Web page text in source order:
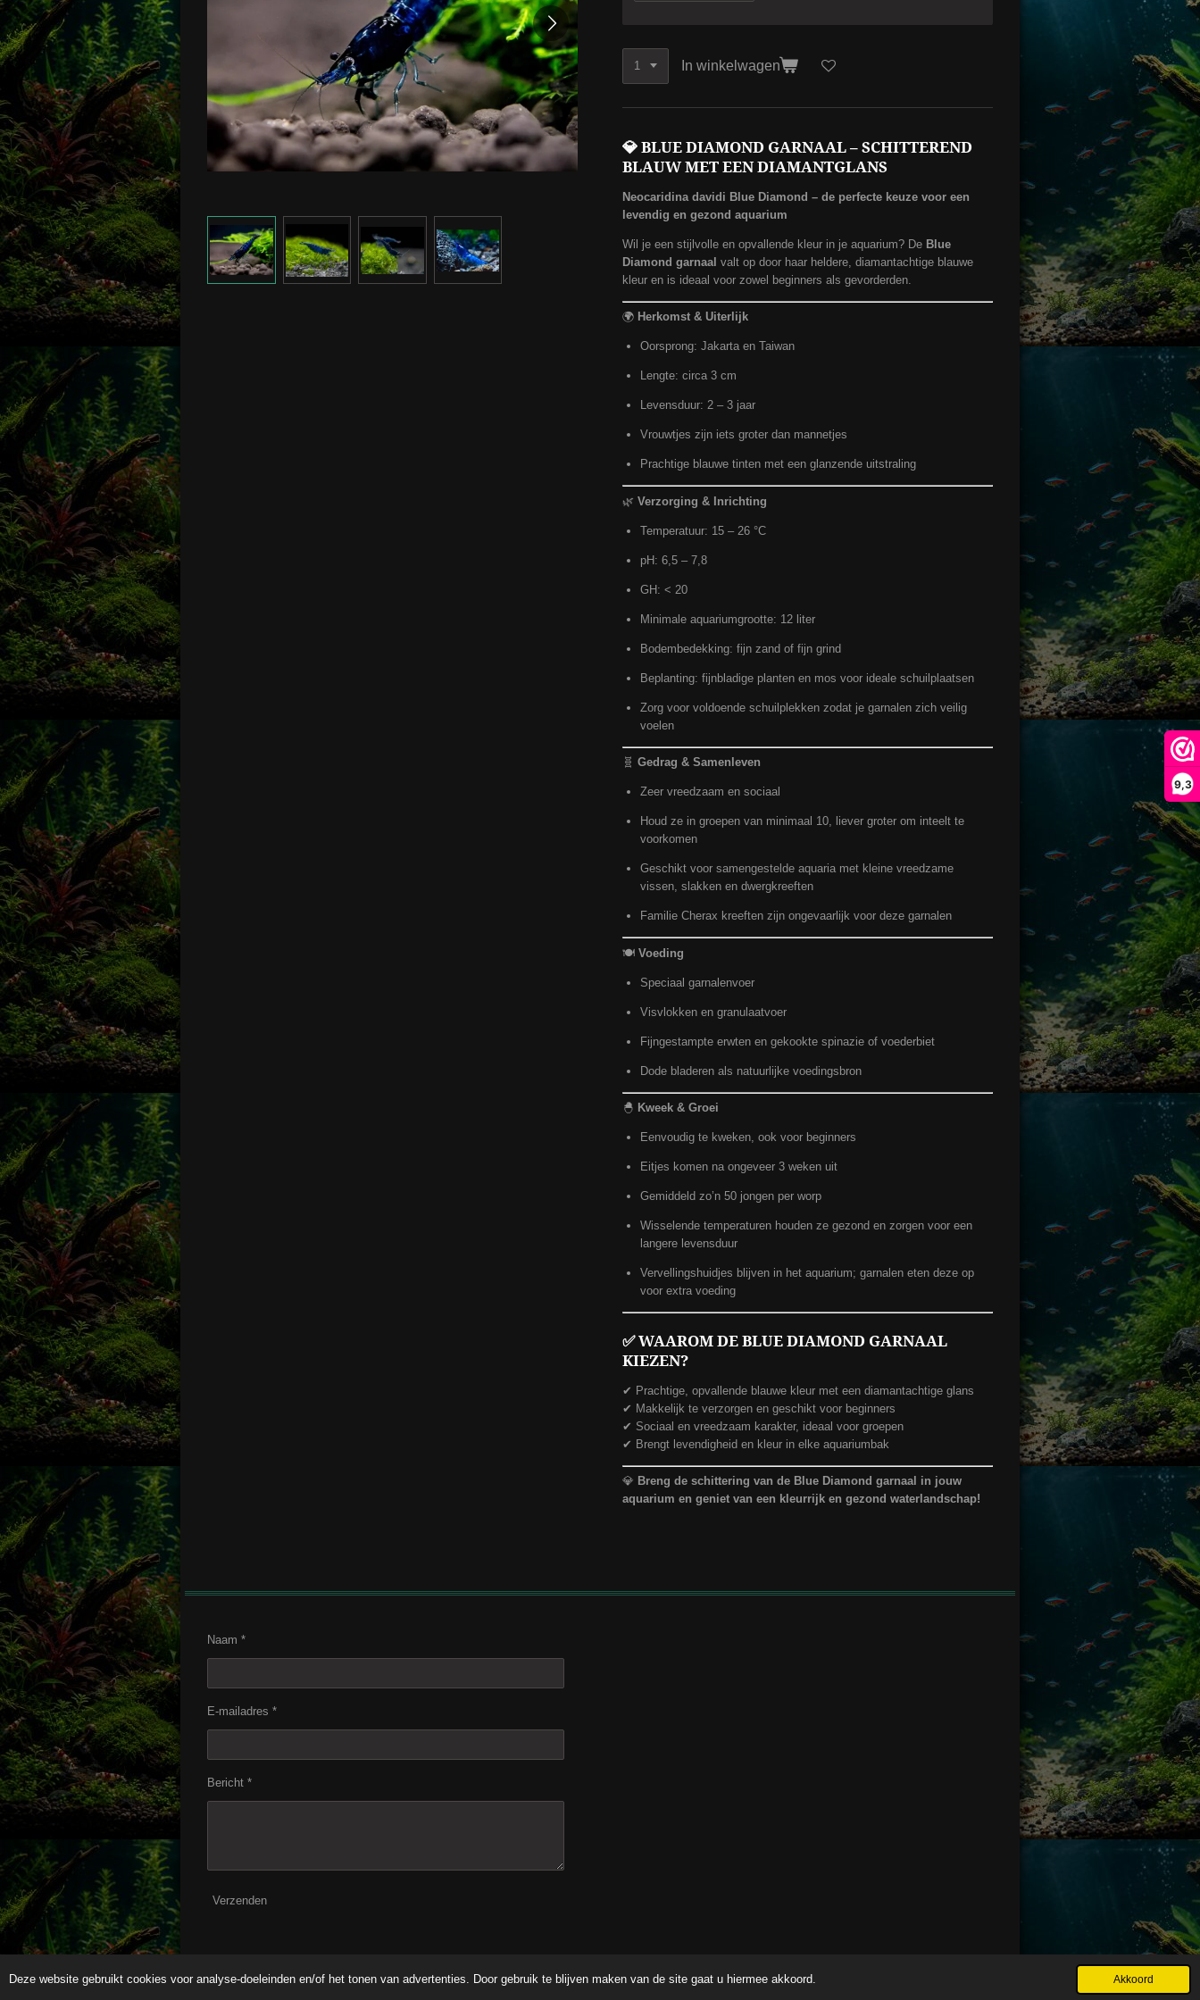
Deze website gebruikt cookies voor analyse-doeleinden en/of het tonen van advertenties. Door gebruik te blijven maken van de site gaat u hiermee akkoord. Akkoord
9,3
In winkelwagen
💎 BLUE DIAMOND GARNAAL – SCHITTEREND
BLAUW MET EEN DIAMANTGLANS
Neocaridina davidi Blue Diamond – de perfecte keuze voor een
levendig en gezond aquarium
Wil je een stijlvolle en opvallende kleur in je aquarium? De Blue
Diamond garnaal valt op door haar heldere, diamantachtige blauwe
kleur en is ideaal voor zowel beginners als gevorderden.
🌍 Herkomst & Uiterlijk
Oorsprong: Jakarta en Taiwan
Lengte: circa 3 cm
Levensduur: 2 – 3 jaar
Vrouwtjes zijn iets groter dan mannetjes
Prachtige blauwe tinten met een glanzende uitstraling
🌿 Verzorging & Inrichting
Temperatuur: 15 – 26 °C
pH: 6,5 – 7,8
GH: < 20
Minimale aquariumgrootte: 12 liter
Bodembedekking: fijn zand of fijn grind
Beplanting: fijnbladige planten en mos voor ideale schuilplaatsen
Zorg voor voldoende schuilplekken zodat je garnalen zich veilig
voelen
🧬 Gedrag & Samenleven
Zeer vreedzaam en sociaal
Houd ze in groepen van minimaal 10, liever groter om inteelt te
voorkomen
Geschikt voor samengestelde aquaria met kleine vreedzame
vissen, slakken en dwergkreeften
Familie Cherax kreeften zijn ongevaarlijk voor deze garnalen
🍽️ Voeding
Speciaal garnalenvoer
Visvlokken en granulaatvoer
Fijngestampte erwten en gekookte spinazie of voederbiet
Dode bladeren als natuurlijke voedingsbron
🐣 Kweek & Groei
Eenvoudig te kweken, ook voor beginners
Eitjes komen na ongeveer 3 weken uit
Gemiddeld zo’n 50 jongen per worp
Wisselende temperaturen houden ze gezond en zorgen voor een
langere levensduur
Vervellingshuidjes blijven in het aquarium; garnalen eten deze op
voor extra voeding
✅WAAROM DE BLUE DIAMOND GARNAAL
KIEZEN?
✔ Prachtige, opvallende blauwe kleur met een diamantachtige glans
✔ Makkelijk te verzorgen en geschikt voor beginners
✔ Sociaal en vreedzaam karakter, ideaal voor groepen
✔ Brengt levendigheid en kleur in elke aquariumbak
💎 Breng de schittering van de Blue Diamond garnaal in jouw
aquarium en geniet van een kleurrijk en gezond waterlandschap!
Naam *
E-mailadres *
Bericht *
Verzenden